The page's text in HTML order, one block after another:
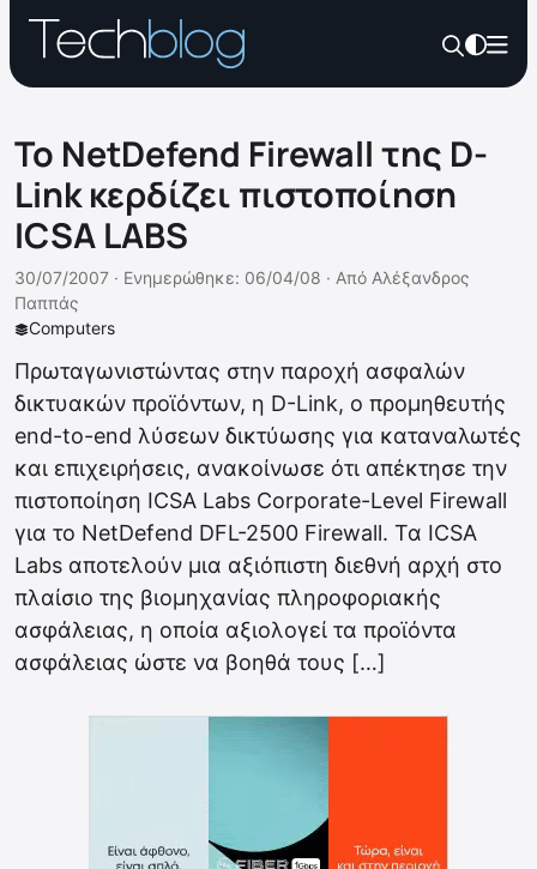
Το NetDefend Firewall της D-
Link κερδίζει πιστοποίηση
ICSA LABS
Computers
30/07/2007 · Ενημερώθηκε: 06/04/08 · Από Αλέξανδρος
Παππάς
Πρωταγωνιστώντας στην παροχή ασφαλών
δικτυακών προϊόντων, η D-Link, ο προμηθευτής
end-to-end λύσεων δικτύωσης για καταναλωτές
και επιχειρήσεις, ανακοίνωσε ότι απέκτησε την
πιστοποίηση ICSA Labs Corporate-Level Firewall
για το NetDefend DFL-2500 Firewall. Τα ICSA
Labs αποτελούν μια αξιόπιστη διεθνή αρχή στο
πλαίσιο της βιομηχανίας πληροφοριακής
ασφάλειας, η οποία αξιολογεί τα προϊόντα
ασφάλειας ώστε να βοηθά τους […]